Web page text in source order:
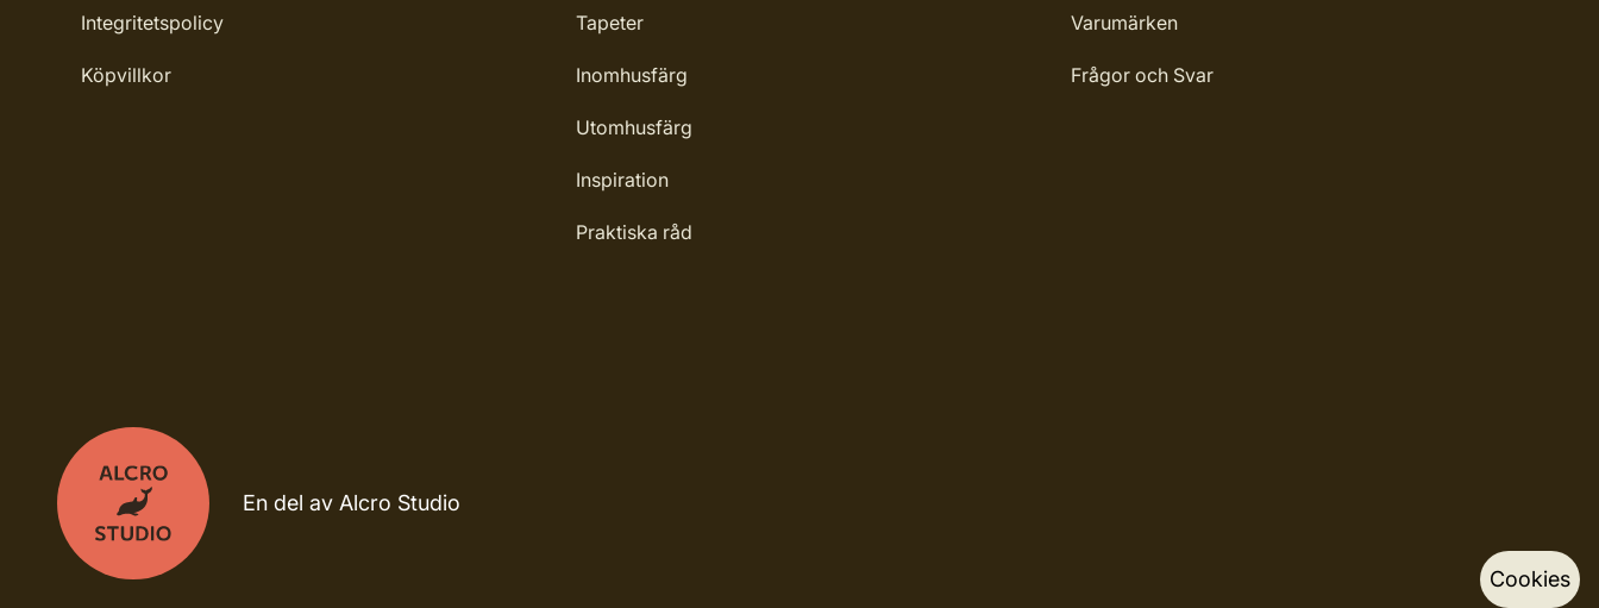
Integritetspolicy
Köpvillkor
Tapeter
Inomhusfärg
Utomhusfärg
Inspiration
Praktiska råd
Varumärken
Frågor och Svar
En del av Alcro Studio
Cookies